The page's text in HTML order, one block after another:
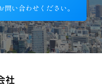
い合わせください。